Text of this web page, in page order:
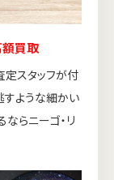
額買取
定スタッフが付
すような細かい
らニーゴ・リ